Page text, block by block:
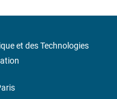
et des Technologies